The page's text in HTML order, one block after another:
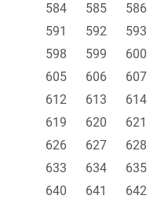
584
585 586
591
592 593
598
599 600
605
606 607
612
613 614
619
620 621
626
627 628
633
634 635
640
641 642